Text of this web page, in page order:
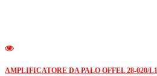
AMPLIFICATORE DA PALO OFFEL 28-020/L1